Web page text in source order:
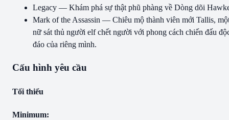
Legacy — Khám phá sự thật phũ phàng về Dòng dõi
Mark of the Assassin — Chiêu mộ thành viên mới Tallis,
nữ sát thủ người elf chết người với phong cách chiến đấu
đáo của riêng mình.
Cấu hình yêu cầu
Tối thiểu
Minimum: